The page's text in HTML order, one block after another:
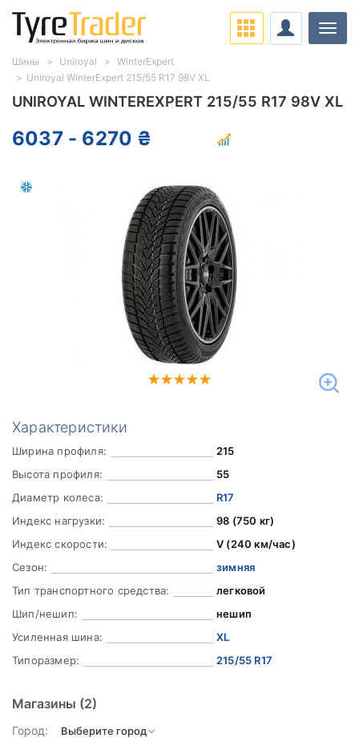
UNIROYAL WINTEREXPERT 215/55 R17 98V XL
6037 - 6270 ₴
Характеристики
Ширина профиля:
215
Высота профиля:
55
Диаметр колеса:
R17
Индекс нагрузки:
98 (750 кг)
Индекс скорости:
V (240 км/час)
Сезон:
зимняя
Тип транспортного средства:
легковой
Шип/нешип:
нешип
Усиленная шина:
XL
Типоразмер:
215/55 R17
Магазины (2)
Город:
Шины Uniroyal
WinterExpert
Uniroyal WinterExpert 215/55 R17 98V XL